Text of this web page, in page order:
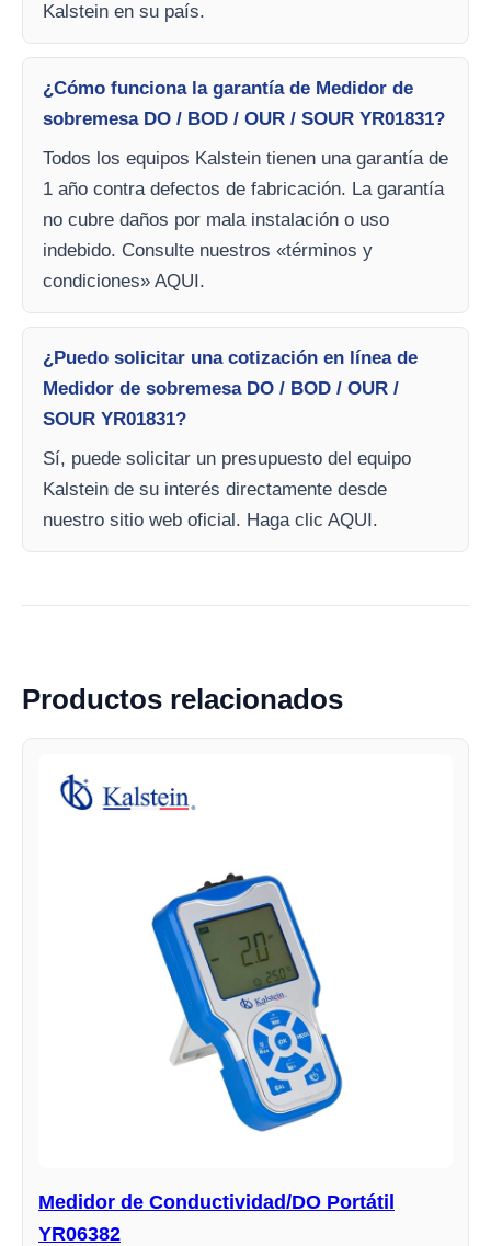
Kalstein en su país.
¿Cómo funciona la garantía de Medidor de
sobremesa DO / BOD / OUR / SOUR YR01831?
Todos los equipos Kalstein tienen una garantía de
1 año contra defectos de fabricación. La garantía
no cubre daños por mala instalación o uso
indebido. Consulte nuestros «términos y
condiciones» AQUI.
¿Puedo solicitar una cotización en línea de
Medidor de sobremesa DO / BOD / OUR /
SOUR YR01831?
Sí, puede solicitar un presupuesto del equipo
Kalstein de su interés directamente desde
nuestro sitio web oficial. Haga clic AQUI.
Productos relacionados
Medidor de Conductividad/DO Portátil
YR06382